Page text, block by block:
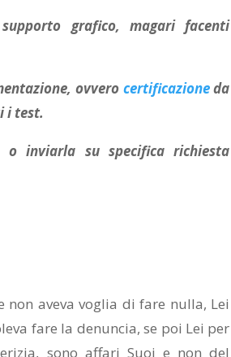
grafico, magari facenti
ovvero certificazioneda
i test.
inviarla su specifica richiesta
non aveva voglia di fare nulla, Lei
fare la denuncia, se poi Lei per
sono affari Suoi e non del